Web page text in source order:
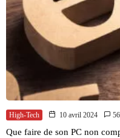
High-Tech 10 avril 2024 56
Que faire de son PC non